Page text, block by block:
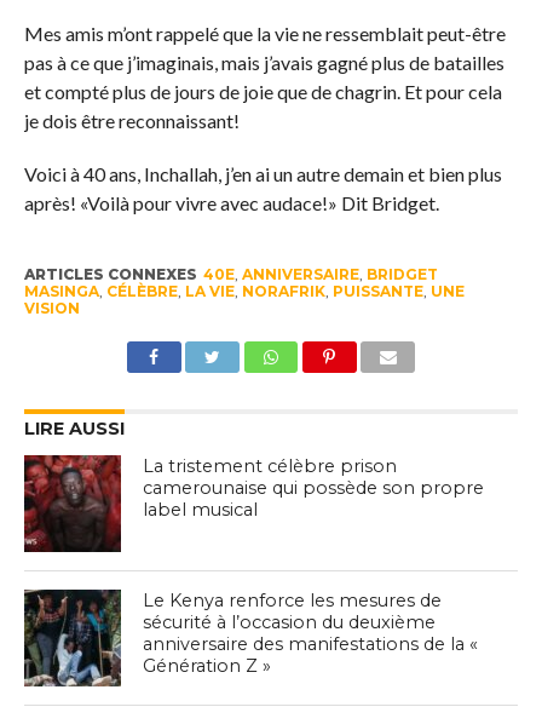
Mes amis m’ont rappelé que la vie ne ressemblait peut-être
pas à ce que j’imaginais, mais j’avais gagné plus de batailles
et compté plus de jours de joie que de chagrin. Et pour cela
je dois être reconnaissant!
Voici à 40 ans, Inchallah, j’en ai un autre demain et bien plus
après! «Voilà pour vivre avec audace!» Dit Bridget.
ARTICLES CONNEXES 40E, ANNIVERSAIRE, BRIDGET
MASINGA, CÉLÈBRE, LA VIE, NORAFRIK, PUISSANTE, UNE
VISION
LIRE AUSSI
La tristement célèbre prison
camerounaise qui possède son propre
label musical
Le Kenya renforce les mesures de
sécurité à l’occasion du deuxième
anniversaire des manifestations de la «
Génération Z »